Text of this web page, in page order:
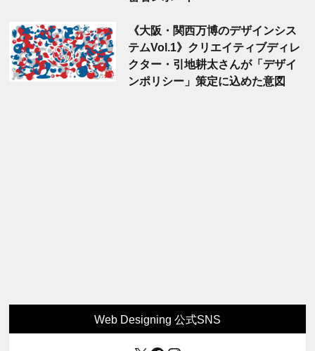
《大阪・関西万博のデザインシス
テムVol.1》クリエイティブディレ
クター・引地耕太さんが「デザイ
ンポリシー」策定に込めた意図
Web Designing 公式SNS